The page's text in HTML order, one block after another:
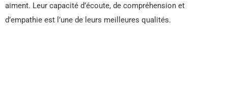
aiment. Leur capacité d’écoute, de compréhension et
d’empathie est l’une de leurs meilleures qualités.